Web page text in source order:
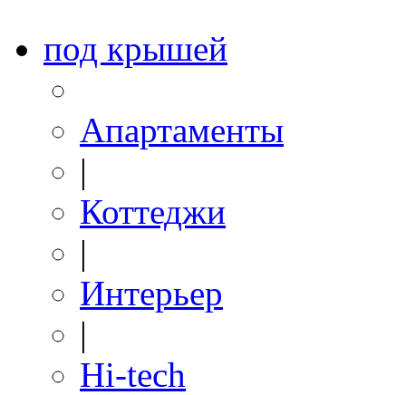
под крышей
Апартаменты
|
Коттеджи
|
Интерьер
|
Hi-tech